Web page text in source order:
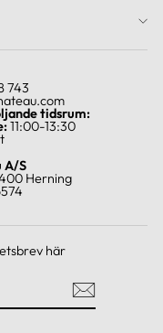
743
tidsrum:
11:00-13:30
A/S
Herning
här